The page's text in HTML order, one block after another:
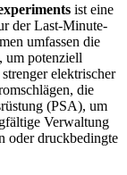
ist eine
der Last-Minute-
umfassen die
um potenziell
elektrischer
die
(PSA), um
Verwaltung
oder druckbedingte